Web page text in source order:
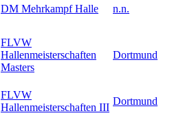
DM Mehrkampf Halle n.n.
FLVW
Hallenmeisterschaften
Masters
Dortmund
FLVW
Hallenmeisterschaften III
Dortmund